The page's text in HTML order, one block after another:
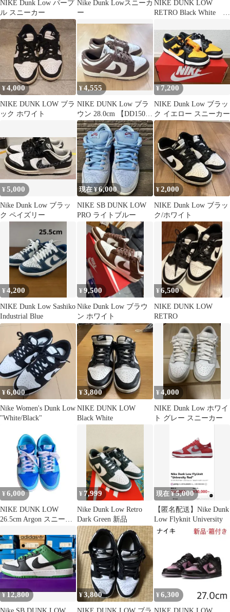
NIKE Dunk Low パープ
ル スニーカー
Nike Dunk Lowスニーカ
ー
NIKE DUNK LOW
RETRO Black White
¥4,000
NIKE DUNK LOW ブラ
ック ホワイト
¥4,555
NIKE DUNK Low ブラ
ウン 28.0cm 【DD1503-
124】
¥ 7,200
NIKE Dunk Low ブラッ
ク イエロー スニーカー
¥5,000
Nike Dunk Low ブラッ
ク ペイズリー
現在 ¥6,000
NIKE SB DUNK LOW
PRO ライトブルー
¥2,000
NIKE Dunk Low ブラッ
ク/ホワイト
¥4,200
NIKE Dunk Low Sashiko
Industrial Blue
¥9,500
Nike Dunk Low ブラウ
ン ホワイト
¥6,500
NIKE DUNK LOW
RETRO
¥6,000
Nike Women's Dunk Low
"White/Black"
¥3,800
NIKE DUNK LOW
Black White
¥4,000
NIKE Dunk Low ホワイ
ト グレー スニーカー
¥ 6,000
NIKE DUNK LOW
26.5cm Argon スニーカ
¥ 7,999
Nike Dunk Low Retro
Dark Green 新品
現在 ¥5,000
【匿名配送】Nike Dunk
Low Flyknit University
¥12,800 ¥3,800 ¥ 6,300